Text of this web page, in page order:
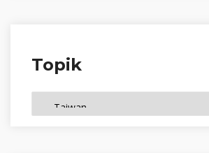
Topik